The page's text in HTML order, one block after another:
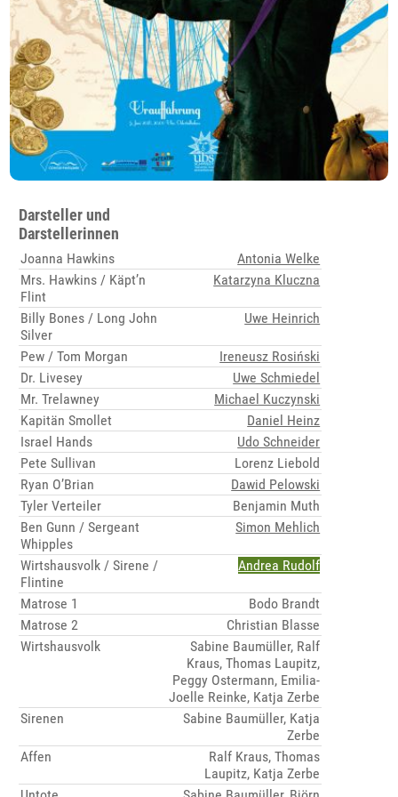
Darsteller und
Darstellerinnen
Joanna Hawkins
Antonia Welke
Mrs. Hawkins / Käpt’n
Flint
Katarzyna Kluczna
Billy Bones / Long John
Silver
Uwe Heinrich
Pew / Tom Morgan
Ireneusz Rosiński
Dr. Livesey
Uwe Schmiedel
Mr. Trelawney
Michael Kuczynski
Kapitän Smollet
Daniel Heinz
Israel Hands
Udo Schneider
Pete Sullivan
Lorenz Liebold
Ryan O’Brian
Dawid Pelowski
Tyler Verteiler
Benjamin Muth
Ben Gunn / Sergeant
Whipples
Simon Mehlich
Wirtshausvolk / Sirene /
Flintine
Andrea Rudolf
Matrose 1
Bodo Brandt
Matrose 2
Christian Blasse
Wirtshausvolk
Sabine Baumüller, Ralf
Kraus, Thomas Laupitz,
Peggy Ostermann, Emilia-
Joelle Reinke, Katja Zerbe
Sirenen
Sabine Baumüller, Katja
Zerbe
Affen
Ralf Kraus, Thomas
Laupitz, Katja Zerbe